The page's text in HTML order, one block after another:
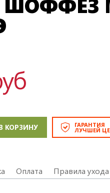
КОРЗИНУ ГАРАНТИЯ
ЛУЧШЕЙ
Оплата Правила ухода